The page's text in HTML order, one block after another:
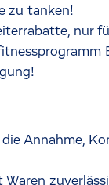
zu tanken!
nur
Annahme,
Waren